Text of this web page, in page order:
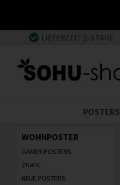
LIEFERZEIT 2-3 TAGE
POSTERS
WOHNPOSTER
GAMER POSTERS
ZITATE
NEUE POSTERS